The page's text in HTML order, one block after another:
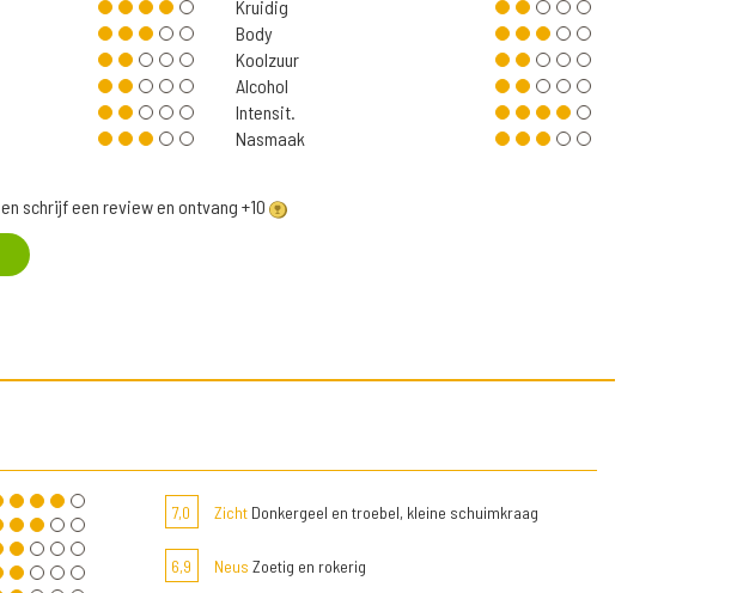
Kruidig
Body
Koolzuur
Alcohol
Intensit.
Nasmaak
en schrijf een review en ontvang +10
7,0 ZichtDonkergeel en troebel, kleine schuimkraag
6,9 Neus Zoetig en rokerig